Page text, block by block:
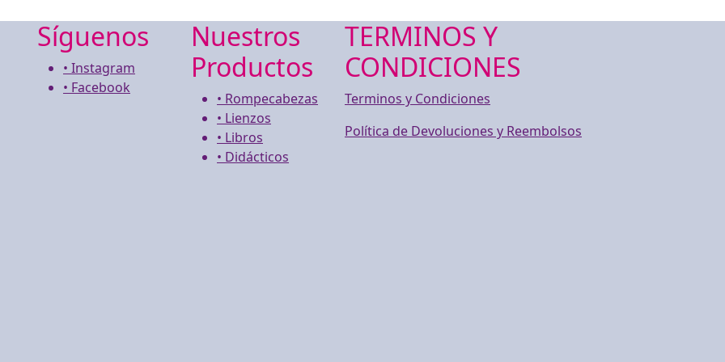
Síguenos
• Instagram
• Facebook
Nuestros
Productos
• Rompecabezas
• Lienzos
• Libros
• Didácticos
TERMINOS Y
CONDICIONES
Terminos y Condiciones
Política de Devoluciones y Reembolsos